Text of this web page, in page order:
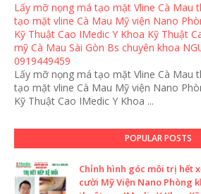
Lấy mỡ nọng má tạo mặt Vline Cà Mau
tạo mặt vline Cà Mau Mỹ viện Nano
Kỹ Thuật Cao IMedic Y Khoa Kỹ Thuật
mỹ Cà Mau Sài Gòn Bs chuyên khoa
0919449459
Lấy mỡ nọng má tạo mặt Vline Cà Mau
tạo mặt vline Cà Mau Mỹ viện Nano
Kỹ Thuật Cao IMedic Y Khoa ...
POPULAR POSTS
Chỉnh hình góc môi trị hết
cười Mỹ Viện Nano Phòng